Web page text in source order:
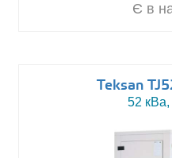
Є в
Teksan
52